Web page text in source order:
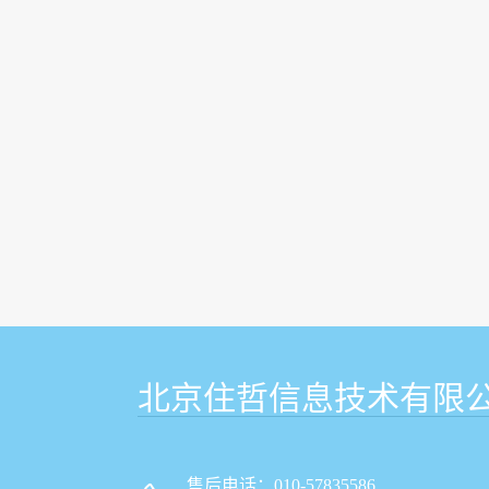
北京住哲信息技术有限
售后电话：010-57835586